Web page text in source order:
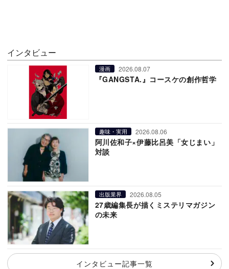
インタビュー
漫画 2026.08.07
『GANGSTA.』コースケの創作哲学
趣味・実用 2026.08.06
阿川佐和子×伊藤比呂美「女じまい」
対談
出版業界 2026.08.05
27歳編集長が描くミステリマガジン
の未来
インタビュー記事一覧